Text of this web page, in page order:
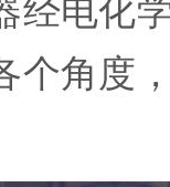
经电化
个角度